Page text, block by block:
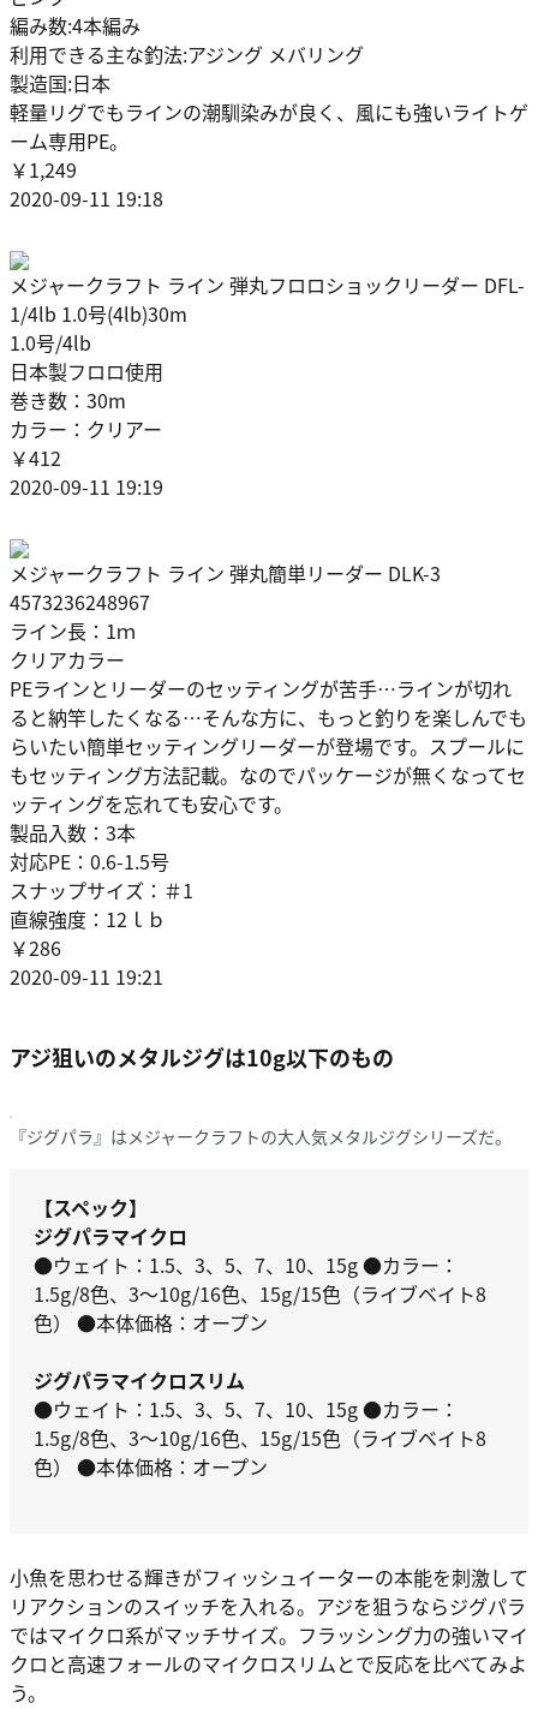
編み数:4本編み
利用できる主な釣法:アジング メバリング
製造国:日本
軽量リグでもラインの潮馴染みが良く、風にも強いライトゲ
ーム専用PE。
￥1,249
2020-09-11 19:18
メジャークラフト ライン 弾丸フロロショックリーダー DFL-
1/4lb 1.0号(4lb)30m
1.0号/4lb
日本製フロロ使用
巻き数：30m
カラー：クリアー
￥412
2020-09-11 19:19
メジャークラフト ライン 弾丸簡単リーダー DLK-3
4573236248967
ライン長：1ｍ
クリアカラー
PEラインとリーダーのセッティングが苦手…ラインが切れ
ると納竿したくなる…そんな方に、もっと釣りを楽しんでも
らいたい簡単セッティングリーダーが登場です。スプールに
もセッティング方法記載。なのでパッケージが無くなってセ
ッティングを忘れても安心です。
製品入数：3本
対応PE：0.6-1.5号
スナップサイズ：＃1
直線強度：12ｌｂ
￥286
2020-09-11 19:21
アジ狙いのメタルジグは10g以下のもの
『ジグパラ』はメジャークラフトの大人気メタルジグシリーズだ。
【スペック】
ジグパラマイクロ
●ウェイト：1.5、3、5、7、10、15g ●カラー：
1.5g/8色、3～10g/16色、15g/15色（ライブベイト8
色） ●本体価格：オープン
ジグパラマイクロスリム
●ウェイト：1.5、3、5、7、10、15g ●カラー：
1.5g/8色、3～10g/16色、15g/15色（ライブベイト8
色） ●本体価格：オープン
小魚を思わせる輝きがフィッシュイーターの本能を刺激して
リアクションのスイッチを入れる。アジを狙うならジグパラ
ではマイクロ系がマッチサイズ。フラッシング力の強いマイ
クロと高速フォールのマイクロスリムとで反応を比べてみよ
う。